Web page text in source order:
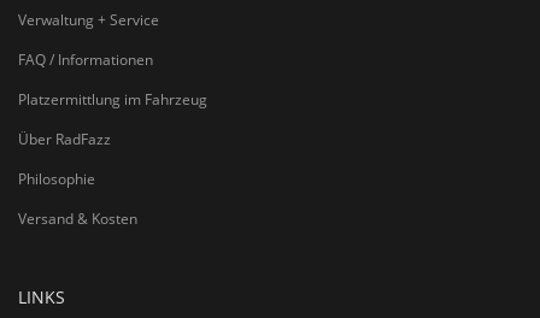
Verwaltung + Service
FAQ / Informationen
Platzermittlung im Fahrzeug
Über RadFazz
Philosophie
Versand & Kosten
LINKS